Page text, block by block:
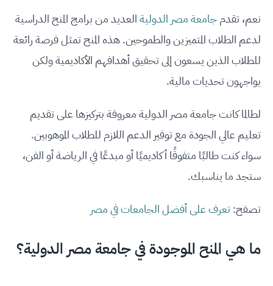
نعم، تقدمجامعة مصر الدوليةالعديد من برامج المنح الدراسية
لدعم الطلاب المتميزين والطموحين. هذه المنح تمثل فرصة رائعة
للطلاب الذين يسعون إلى تحقيق أهدافهم الأكاديمية ولكن
يواجهون تحديات مالية.
لطالما كانت جامعة مصر الدولية معروفة بتركيزها على تقديم
تعليم عالي الجودة مع توفير الدعم اللازم للطلاب الموهوبين.
سواء كنت طالبًا متفوقًا أكاديميًا أو مبدعًا في الرياضة أو الفن،
ستجد ما يناسبك.
تصفح:تعرف على أفضل الجامعات في مصر
ما هي المنح الموجودة في جامعة مصر الدولية؟